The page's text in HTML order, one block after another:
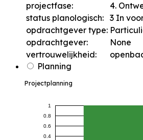
projectfase:
4.
status planologisch: 3 In
opdrachtgever type:
opdrachtgever:
None
vertrouwelijkheid:
Planning
Projectplanning
0.4
0.6
0.8
1